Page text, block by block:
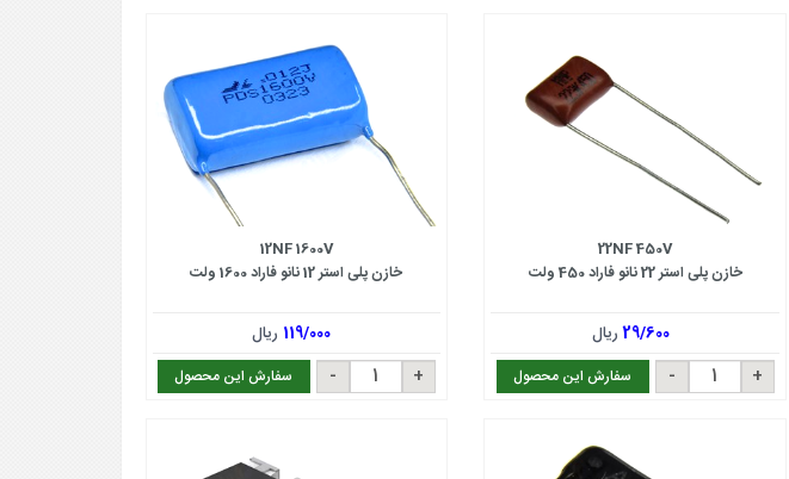
22NF 450V
خازن پلی استر 22 نانو فاراد 450 ولت
29/600ریال
سفارش این محصول
12NF 1600V
خازن پلی استر 12 نانو فاراد 1600 ولت
119/000 ریال
سفارش این محصول